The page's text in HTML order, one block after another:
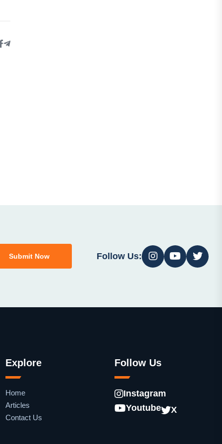
Submit Now Follow Us:
Explore
Home
Articles
Contact Us
Follow Us
Instagram
Youtube
X